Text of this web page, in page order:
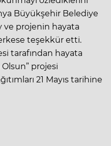
Büyükşehir Belediye
ve projenin hayata
teşekkür etti.
tarafından hayata
projesi
21 Mayıs tarihine